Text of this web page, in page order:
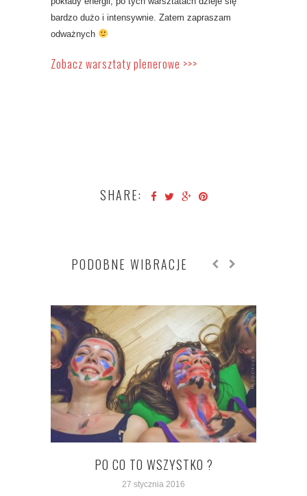
bardzo dużo i intensywnie. Zatem zapraszam
odważnych
Zobacz warsztaty plenerowe >>>
SHARE:
PODOBNE WIBRACJE
PO CO TO WSZYSTKO ?
27 stycznia 2016